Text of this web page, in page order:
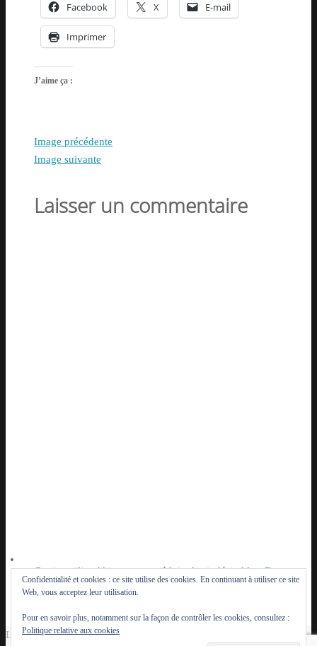
Facebook X E-mail
Imprimer
J’aime ça :
Image précédente
Image suivante
Laisser un commentaire
Ce site utilise Akismet pour réduire les indésirables.En
savoir plus sur la façon dont les données de vos
Le Lutèce du Parisien - 2014 - 2026
Confidentialité et cookies : ce site utilise des cookies. En continuant à utiliser ce site
Web, vous acceptez leur utilisation.
Pour en savoir plus, notamment sur la façon de contrôler les cookies, consultez :
Politique relative aux cookies